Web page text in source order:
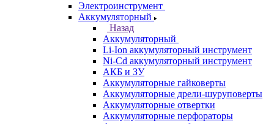
Электроинструмент
Аккумуляторный
Назад
Аккумуляторный
Li-Ion аккумуляторный инструмент
Ni-Cd аккумуляторный инструмент
АКБ и ЗУ
Аккумуляторные гайковерты
Аккумуляторные дрели-шуруповерты
Аккумуляторные отвертки
Аккумуляторные перфораторы